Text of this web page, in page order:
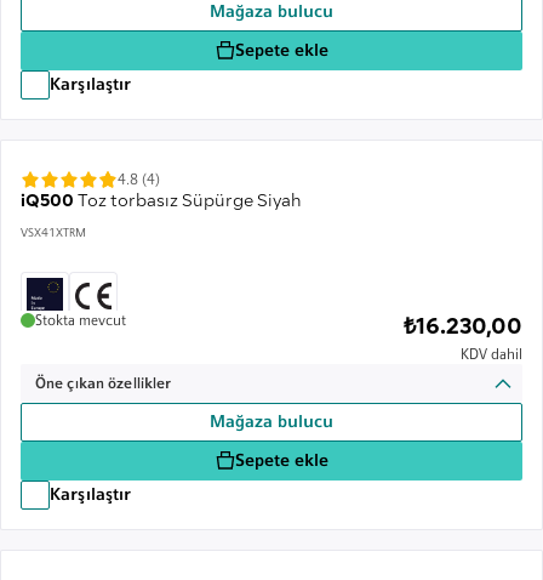
Mağaza bulucu
Sepete ekle
Karşılaştır
iQ500 Toz torbasız Süpürge Siyah
VSX41XTRM
4.8 (4)
Stokta mevcut ₺16.230,00
KDV dahil
Öne çıkan özellikler
Mağaza bulucu
Sepete ekle
Karşılaştır